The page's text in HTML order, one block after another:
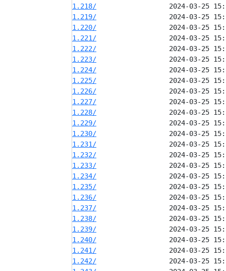
1.218/
1.219/
1.220/
1.221/
1.222/
1.223/
1.224/
1.225/
1.226/
1.227/
1.228/
1.229/
1.230/
1.231/
1.232/
1.233/
1.234/
1.235/
1.236/
1.237/
1.238/
1.239/
1.240/
1.241/
1.242/